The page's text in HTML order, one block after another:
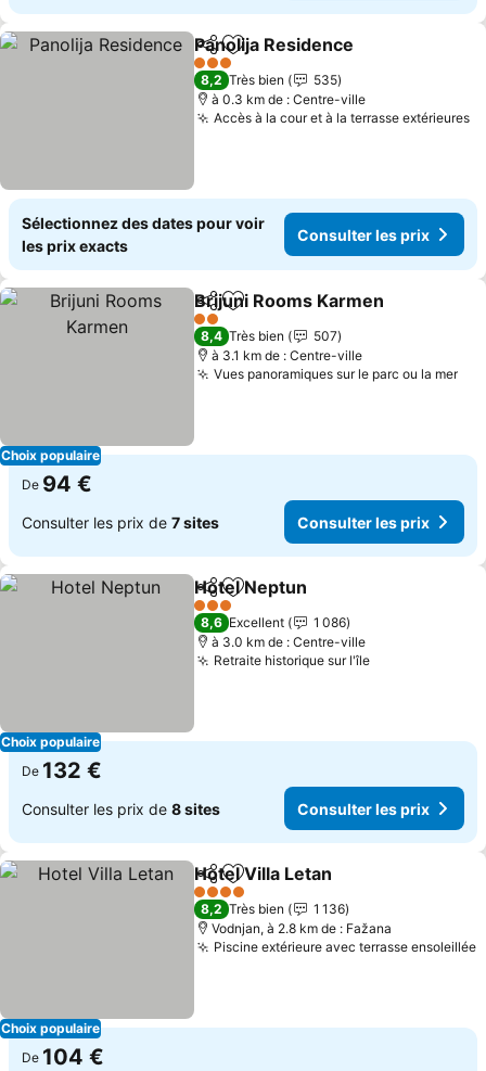
PartagerAjouter à mes favoris
Panolija Residence
3 Étoiles
8,2 Très bien
535
à 0.3 km de : Centre-ville
Accès à la cour et à la terrasse extérieures
Sélectionnez des dates pour voir
les prix exacts
Consulter les prix
Choix populaire
PartagerAjouter à mes favoris
Brijuni Rooms Karmen
2 Étoiles
8,4 Très bien
507
à 3.1 km de : Centre-ville
Vues panoramiques sur le parc ou la mer
De 94 €
Consulter les prix de 7 sites Consulter les prix
Choix populaire
PartagerAjouter à mes favoris
Hotel Neptun
3 Étoiles
8,6 Excellent
1 086
à 3.0 km de : Centre-ville
Retraite historique sur l'îleConsulter les
De 132 €
Consulter les prix de 8 sites Consulter les prix
Choix populaire
PartagerAjouter à mes favoris
Hotel Villa Letan
4 Étoiles
8,2 Très bien
1 136
Vodnjan, à 2.8 km de : Fažana
Piscine extérieure avec terrasse ensoleillée
De 104 €